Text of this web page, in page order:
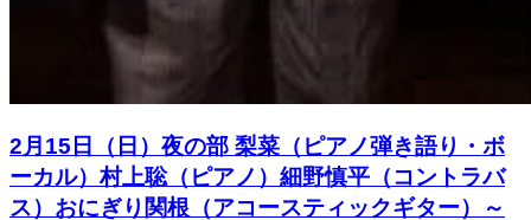
2月15日（日）夜の部 梨菜（ピアノ弾き語り・ボ
ーカル）村上聡（ピアノ）細野慎平（コントラバ
ス）おにぎり関根（アコースティックギター）～